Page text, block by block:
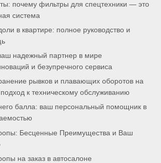
почему фильтры для спецтехники — это
система
в квартире: полное руководство и
надежный партнер в мире
и безупречного сервиса
рывков и плавающих оборотов на
к техническому обслуживанию
балла: ваш персональный помощник в
Бесценные Преимущества и Ваш
на заказ в автосалоне